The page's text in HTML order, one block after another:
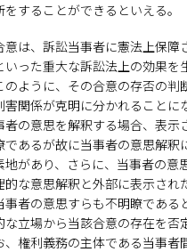
をすることができるといえる。
意は、訴訟当事者に憲法上保障
いった重大な訴訟法上の効果を
のように、その合意の存否の判
害関係が克明に分かれることに
者の意思を解釈する場合、表示
であるが故に当事者の意思解釈
地があり、さらに、当事者の意
的な意思解釈と外部に表示され
事者の意思すらも不明瞭である
な立場から当該合意の存在を否
、権利義務の主体である当事者